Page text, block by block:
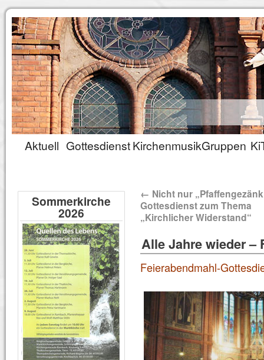
Aktuell GottesdienstKirchenmusikGruppen
← Nicht nur
Gottesdienst zum Thema
„Kirchlicher Widerstand“
Alle Jahre wieder –
Feierabendmahl-
Sommerkirche
2026